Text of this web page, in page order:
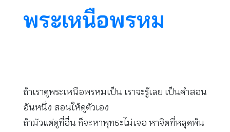
พระเหนือพรหม
ถ้าเราดูพระเหนือพรหมเป็น เราจะรู้เลย เป็นคำสอน
อันหนึ่ง สอนให้ดูตัวเอง
ถ้ามัวแต่ดูที่อื่น ก็จะหาพุทธะไม่เจอ หาจิตที่หลุดพ้น